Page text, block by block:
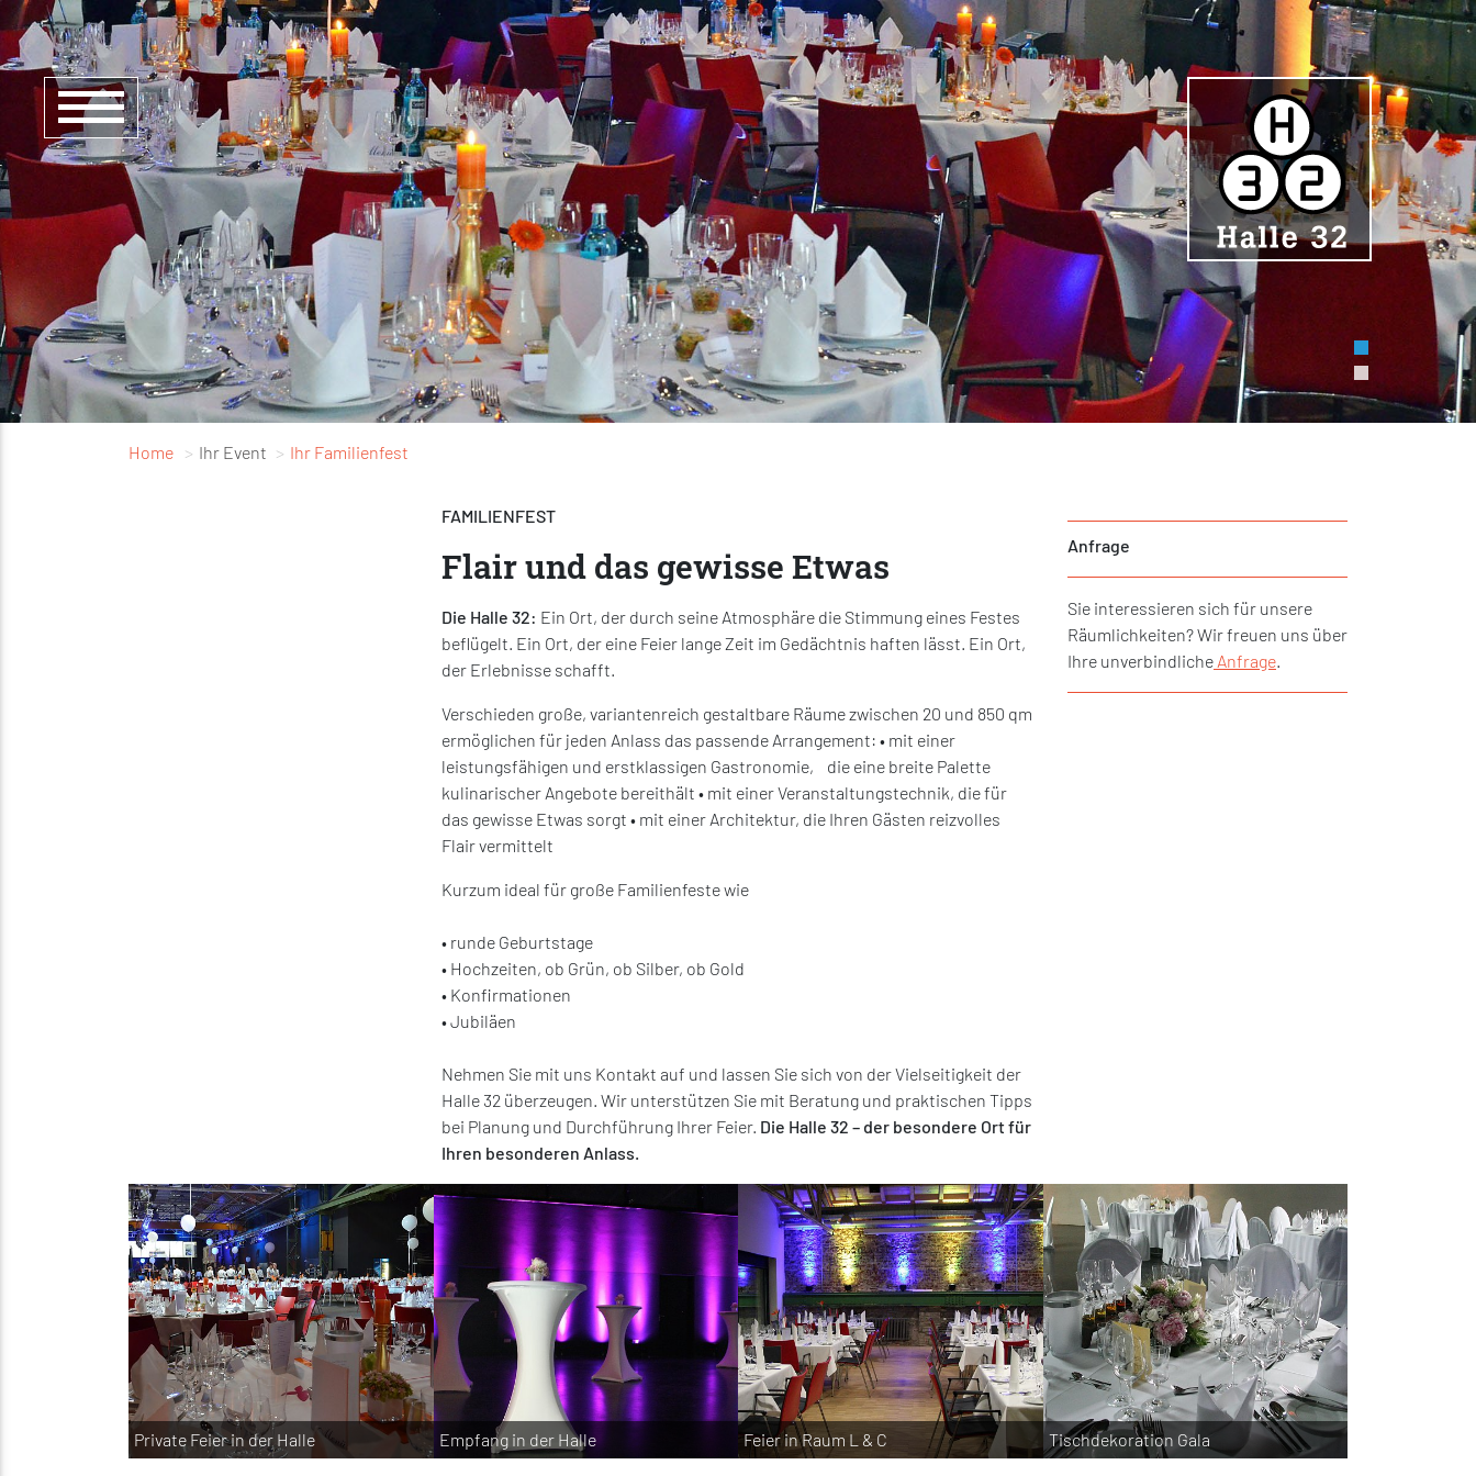
Home Ihr Event Ihr Familienfest
FAMILIENFEST
Flair und das gewisse Etwas
Die Halle 32: Ein Ort, der durch seine Atmosphäre die Stimmung eines Festes
beflügelt. Ein Ort, der eine Feier lange Zeit im Gedächtnis haften lässt. Ein Ort,
der Erlebnisse schafft.
Verschieden große, variantenreich gestaltbare Räume zwischen 20 und 850 qm
ermöglichen für jeden Anlass das passende Arrangement: • mit einer
leistungsfähigen und erstklassigen Gastronomie, die eine breite Palette
kulinarischer Angebote bereithält • mit einer Veranstaltungstechnik, die für
das gewisse Etwas sorgt • mit einer Architektur, die Ihren Gästen reizvolles
Flair vermittelt
Kurzum ideal für große Familienfeste wie
• runde Geburtstage
• Hochzeiten, ob Grün, ob Silber, ob Gold
• Konfirmationen
• Jubiläen
Nehmen Sie mit uns Kontakt auf und lassen Sie sich von der Vielseitigkeit der
Halle 32 überzeugen. Wir unterstützen Sie mit Beratung und praktischen Tipps
bei Planung und Durchführung Ihrer Feier. Die Halle 32 – der besondere Ort für
Ihren besonderen Anlass.
Anfrage
Sie interessieren sich für unsere
Räumlichkeiten? Wir freuen uns über
Ihre unverbindliche Anfrage.
Private Feier in der Halle Empfang in der Halle Feier in Raum L & C Tischdekoration Gala